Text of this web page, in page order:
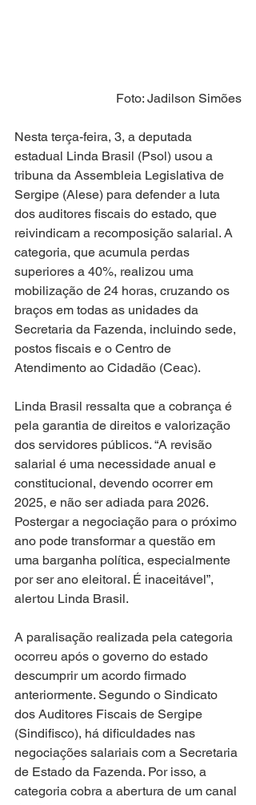
Foto: Jadilson Simões
Nesta terça-feira, 3, a deputada
estadual Linda Brasil (Psol) usou a
tribuna da Assembleia Legislativa de
Sergipe (Alese) para defender a luta
dos auditores fiscais do estado, que
reivindicam a recomposição salarial. A
categoria, que acumula perdas
superiores a 40%, realizou uma
mobilização de 24 horas, cruzando os
braços em todas as unidades da
Secretaria da Fazenda, incluindo sede,
postos fiscais e o Centro de
Atendimento ao Cidadão (Ceac).
Linda Brasil ressalta que a cobrança é
pela garantia de direitos e valorização
dos servidores públicos. “A revisão
salarial é uma necessidade anual e
constitucional, devendo ocorrer em
2025, e não ser adiada para 2026.
Postergar a negociação para o próximo
ano pode transformar a questão em
uma barganha política, especialmente
por ser ano eleitoral. É inaceitável”,
alertou Linda Brasil.
A paralisação realizada pela categoria
ocorreu após o governo do estado
descumprir um acordo firmado
anteriormente. Segundo o Sindicato
dos Auditores Fiscais de Sergipe
(Sindifisco), há dificuldades nas
negociações salariais com a Secretaria
de Estado da Fazenda. Por isso, a
categoria cobra a abertura de um canal